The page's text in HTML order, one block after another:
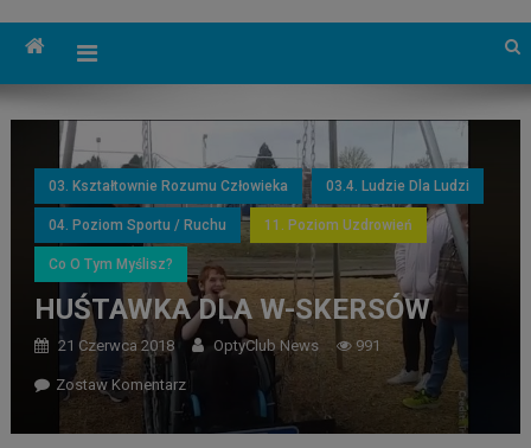
03. Kształtownie Rozumu Człowieka 03.4. Ludzie Dla Ludzi
04. Poziom Sportu / Ruchu 11. Poziom Uzdrowień
Co O Tym Myślisz?
HUŚTAWKA DLA W-SKERSÓW
21 Czerwca 2018 OptyClub News 991
Zostaw Komentarz